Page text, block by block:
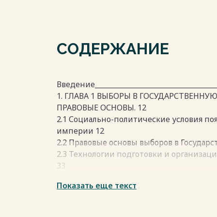
СОДЕРЖАНИЕ
1. ГЛАВА 1 ВЫБОРЫ В
ПРАВОВЫЕ ОСНОВЫ. 12
2.1 Социально-политические условия
империи 12
2.2 Правовые основы выборов в
2.3 Технологии подготовки и
33
3. ГЛАВА 2 УЧАСТНИКИ
Показать еще текст